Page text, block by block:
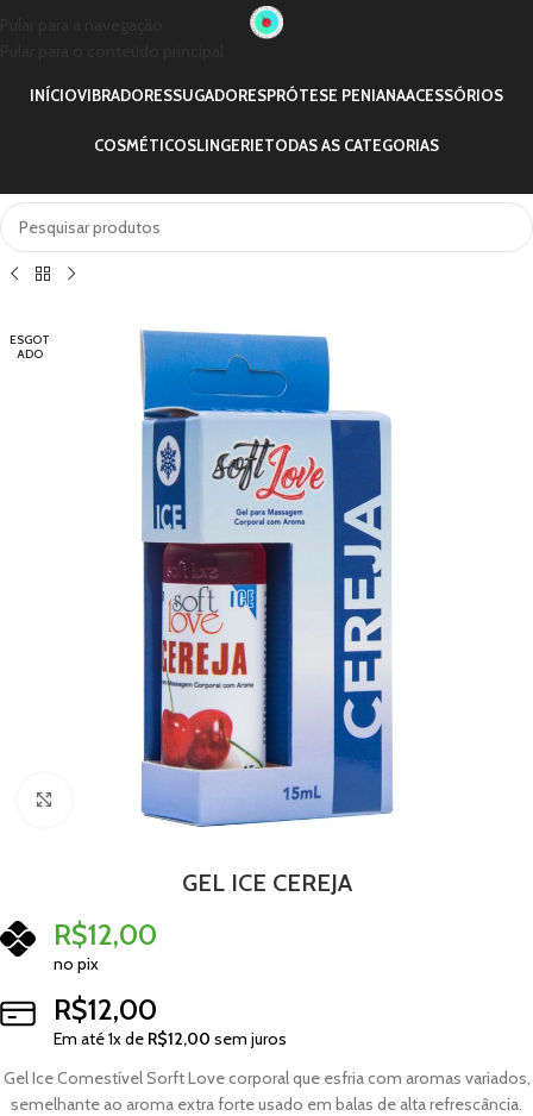
INÍCIOVIBRADORESSUGADORESPRÓTESE PENIANAACESSÓRIOS
COSMÉTICOSLINGERIETODAS AS CATEGORIAS
ESGOT
ADO
GEL ICE CEREJA
R$12,00
no pix
R$12,00
Em até1x de R$12,00 sem juros
Gel Ice Comestível Sorft Love corporal que esfria com aromas variados,
semelhante ao aroma extra forte usado em balas de alta refrescância.